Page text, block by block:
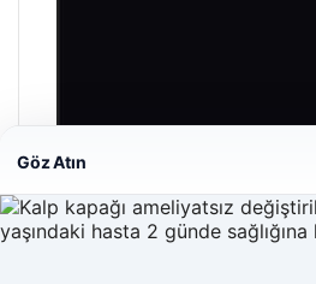
Prenses Night Club
Nisan 29, 2026
Göz Atın